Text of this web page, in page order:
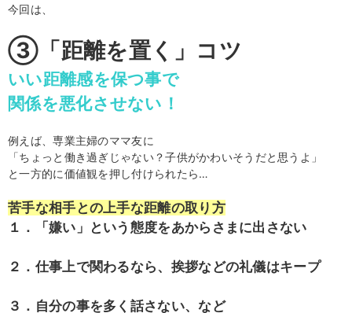
今回は、
③「距離を置く」コツ
いい距離感を保つ事で
関係を悪化させない！
例えば、専業主婦のママ友に
「ちょっと働き過ぎじゃない？子供がかわいそうだと思うよ」
と一方的に価値観を押し付けられたら…
苦手な相手との上手な距離の取り方
１．「嫌い」という態度をあからさまに出さない
２．仕事上で関わるなら、挨拶などの礼儀はキープ
３．自分の事を多く話さない、など